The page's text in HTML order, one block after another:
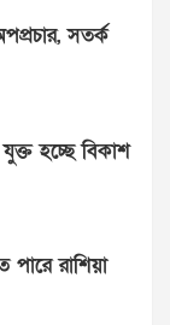
সতর্ক
হচ্ছে বিকাশ
পারে রাশিয়া